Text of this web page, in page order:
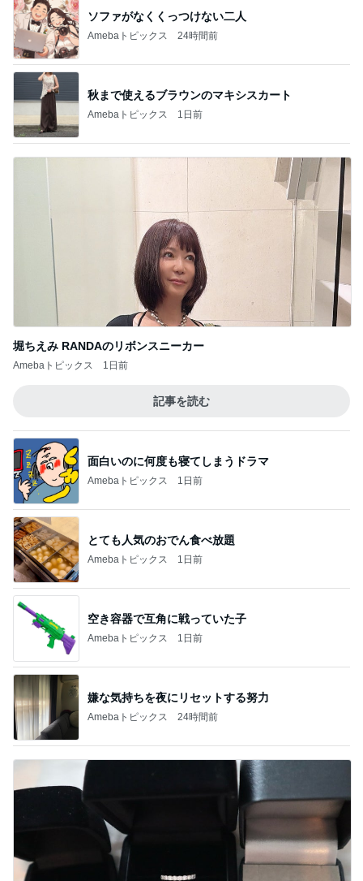
ソファがなくくっつけない二人
Amebaトピックス 24時間前
秋まで使えるブラウンのマキシスカート
Amebaトピックス 1日前
堀ちえみ RANDAのリボンスニーカー
Amebaトピックス 1日前
記事を読む
面白いのに何度も寝てしまうドラマ
Amebaトピックス 1日前
とても人気のおでん食べ放題
Amebaトピックス 1日前
空き容器で互角に戦っていた子
Amebaトピックス 1日前
嫌な気持ちを夜にリセットする努力
Amebaトピックス 24時間前